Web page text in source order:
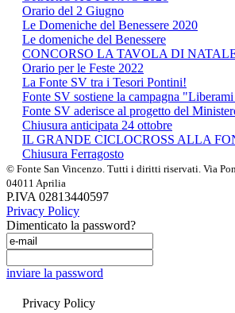
Orario del 2 Giugno
Le Domeniche del Benessere 2020
Le domeniche del Benessere
CONCORSO LA TAVOLA DI
Orario per le Feste 2022
La Fonte SV tra i Tesori Pontini!
Fonte SV sostiene la campagna
Fonte SV aderisce al progetto del
Chiusura anticipata 24 ottobre
IL GRANDE CICLOCROSS ALLA
Chiusura Ferragosto
© Fonte San Vincenzo. Tutti i diritti riservati. Via
04011 Aprilia
P.IVA 02813440597
Privacy Policy
Dimenticato la password?
inviare la password
Privacy Policy